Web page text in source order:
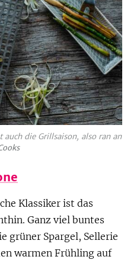
die Grillsaison, also ran an
Klassiker ist das
Ganz viel buntes
grüner Spargel, Sellerie
warmen Frühling auf